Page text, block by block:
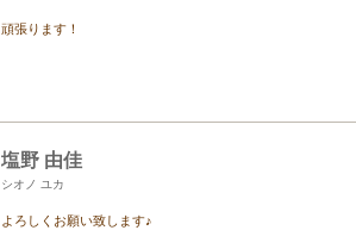
頑張ります！
塩野 由佳
シオノ ユカ
よろしくお願い致します♪